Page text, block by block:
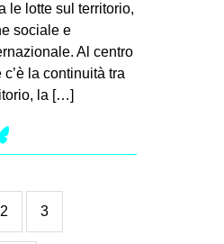
le lotte sul territorio,
sociale e
Al centro
la continuità tra
la […]
2 3